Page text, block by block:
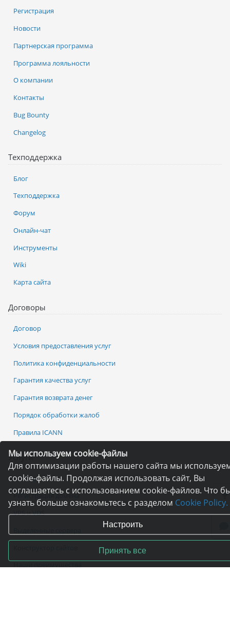
Мы используем cookie-файлы
Для оптимизации работы нашего сайта мы
cookie-файлы. Продолжая использовать сайт, Вы
соглашаетесь с использованием cookie-файлов. Что
узнать больше ознакомьтесь с разделом Cookie Policy.
Настроить
Принять все
Услуги
Хостинг
Регистрация домена
VPS и VDS
Регистрация
Новости
Партнерская программа
Программа лояльности
О компании
Контакты
Bug Bounty
Changelog
Техподдержка
Блог
Техподдержка
Форум
Онлайн-чат
Инструменты
Wiki
Карта сайта
Договоры
Договор
Условия предоставления услуг
Политика конфиденциальности
Гарантия качества услуг
Гарантия возврата денег
Порядок обработки жалоб
Правила ICANN